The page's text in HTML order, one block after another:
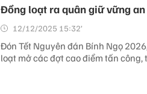
Đồng loạt ra quân giữ vững
12/12/2025 15:32’
Đón Tết Nguyên đán Bính Ngọ
loạt mở các đợt cao điểm tấn công,